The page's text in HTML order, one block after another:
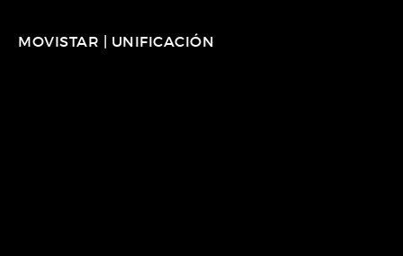
MOVISTAR | UNIFICACIÓN